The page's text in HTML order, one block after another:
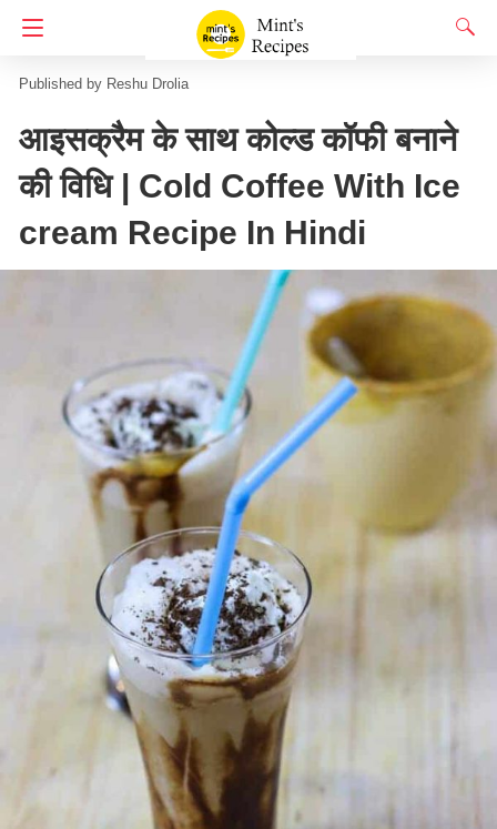
Homepage शरबत और पना
Reshu Drolia
आइसक्रैम के साथ कोल्ड कॉफी बनाने
की विधि | Cold Coffee With Ice
cream Recipe In Hindi